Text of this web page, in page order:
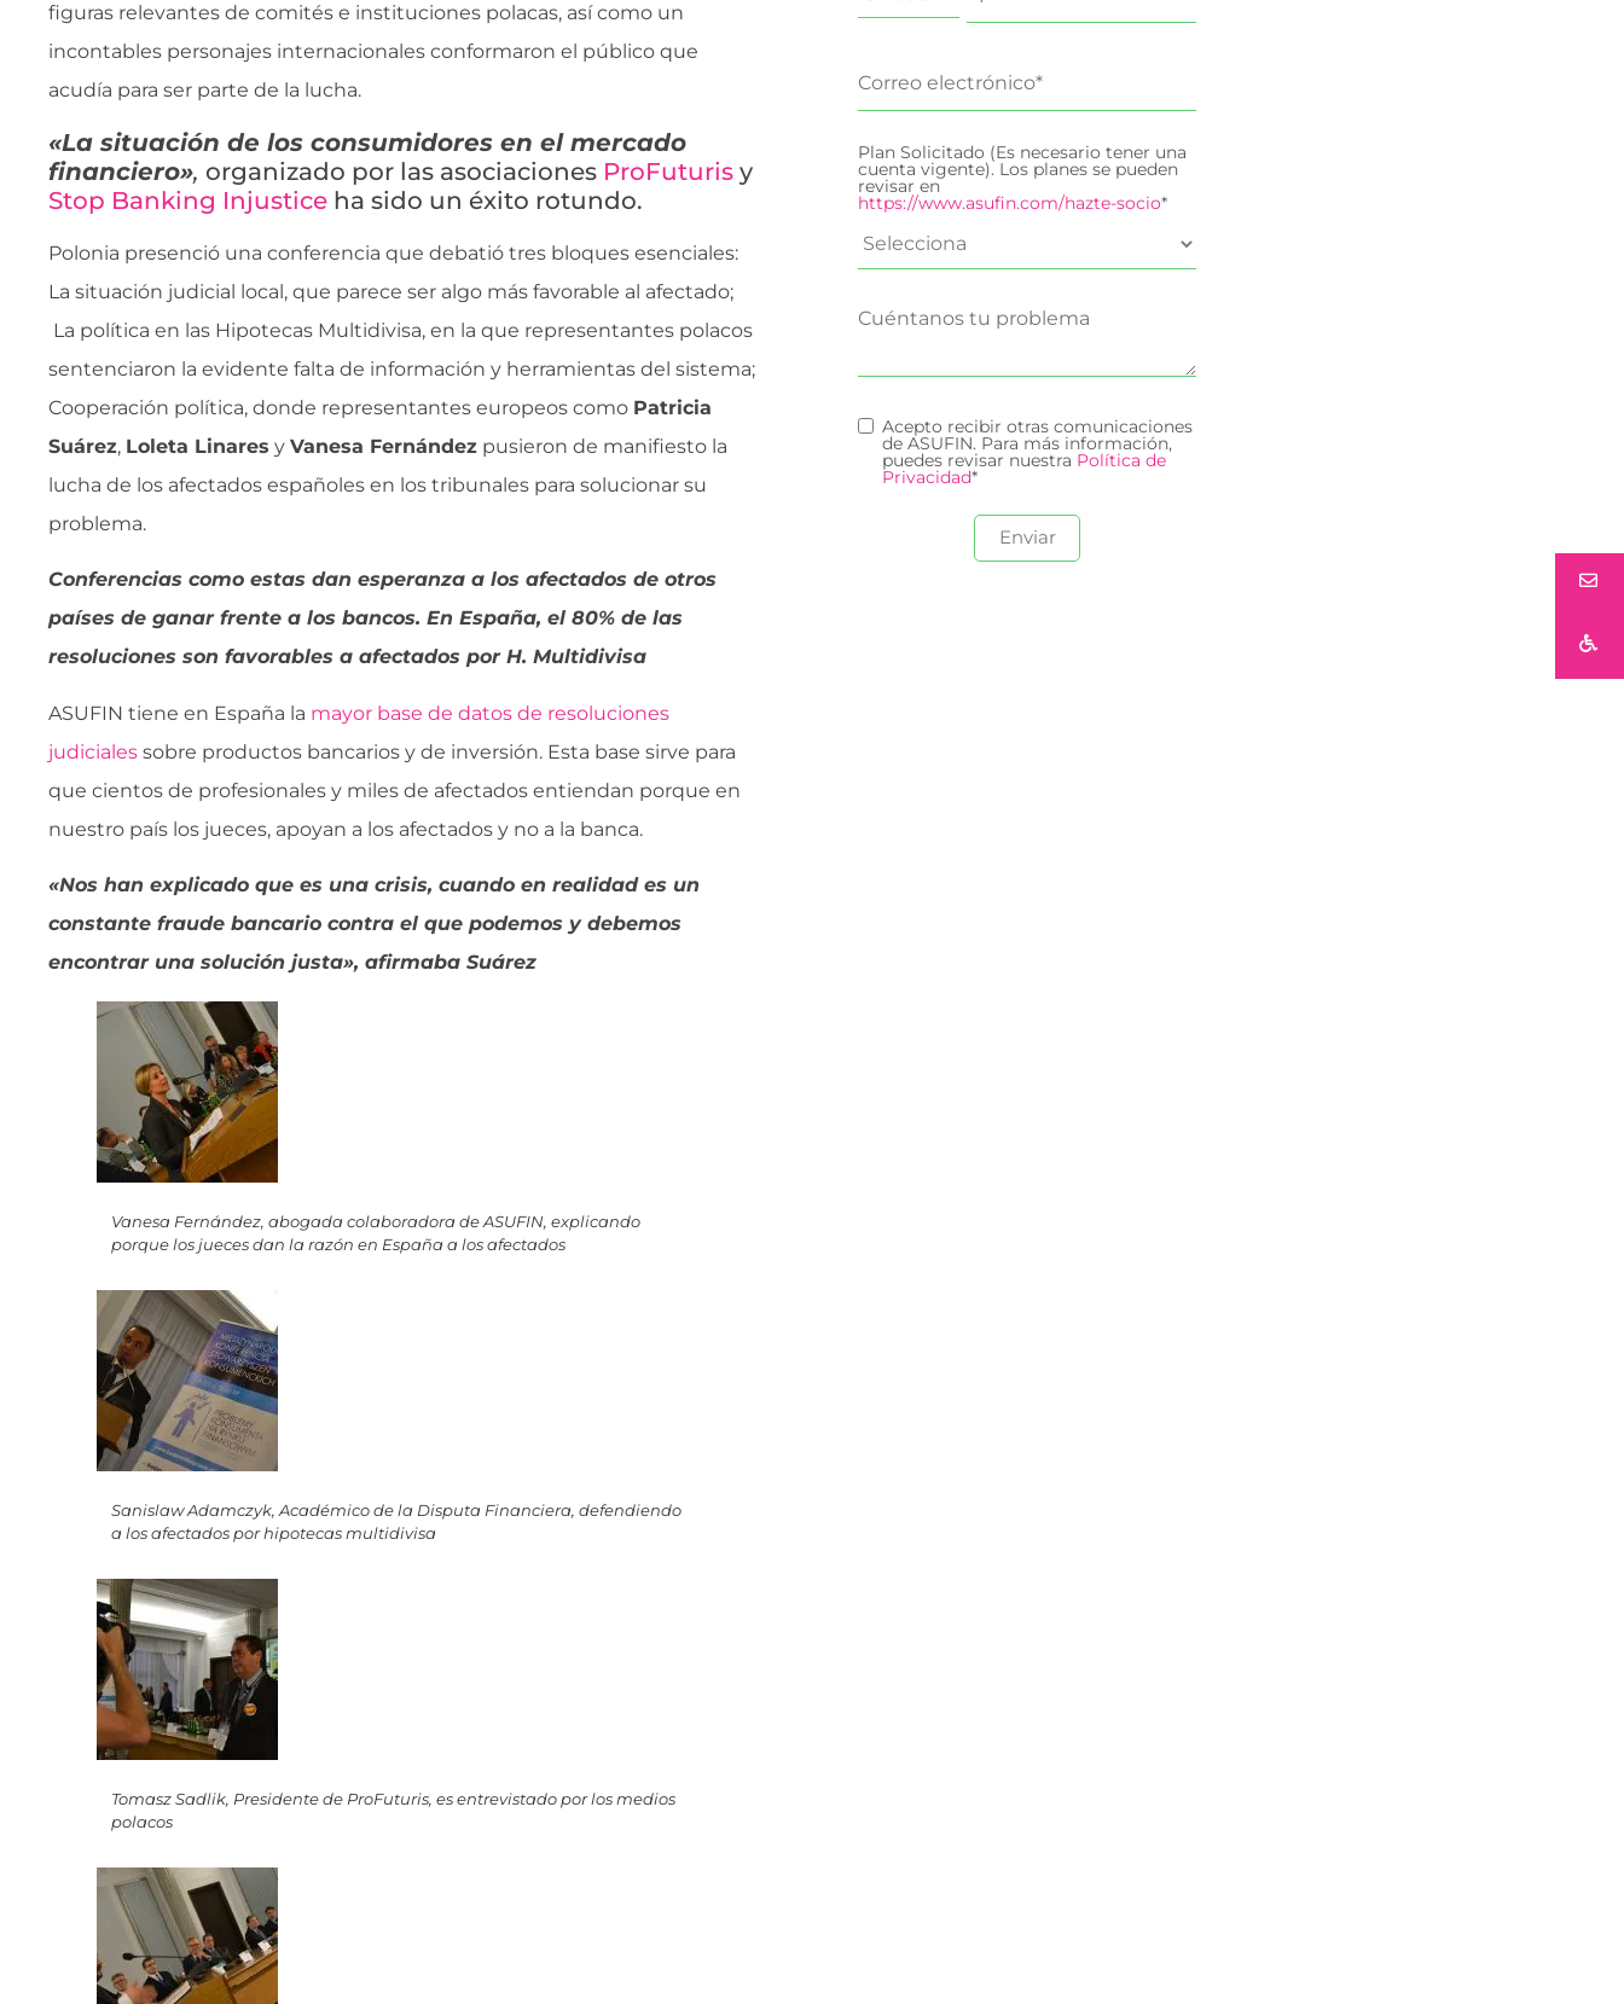
figuras relevantes de comités e instituciones polacas, así como un
incontables personajes internacionales conformaron el público que
acudía para ser parte de la lucha.
«La situación de los consumidores en el mercado
financiero», organizado por las asociaciones ProFuturis y
Stop Banking Injustice ha sido un éxito rotundo.
Polonia presenció una conferencia que debatió tres bloques esenciales:
La situación judicial local, que parece ser algo más favorable al afectado;
La política en las Hipotecas Multidivisa, en la que representantes polacos
sentenciaron la evidente falta de información y herramientas del sistema;
Cooperación política, donde representantes europeos como Patricia
Suárez, Loleta Linares y Vanesa Fernández pusieron de manifiesto la
lucha de los afectados españoles en los tribunales para solucionar su
problema.
Conferencias como estas dan esperanza a los afectados de otros
países de ganar frente a los bancos. En España, el 80% de las
resoluciones son favorables a afectados por H. Multidivisa
ASUFIN tiene en España la mayor base de datos de resoluciones
judiciales sobre productos bancarios y de inversión. Esta base sirve para
que cientos de profesionales y miles de afectados entiendan porque en
nuestro país los jueces, apoyan a los afectados y no a la banca.
«Nos han explicado que es una crisis, cuando en realidad es un
constante fraude bancario contra el que podemos y debemos
encontrar una solución justa», afirmaba Suárez
Vanesa Fernández, abogada colaboradora de ASUFIN, explicando
porque los jueces dan la razón en España a los afectados
Sanislaw Adamczyk, Académico de la Disputa Financiera, defendiendo
a los afectados por hipotecas multidivisa
Tomasz Sadlik, Presidente de ProFuturis, es entrevistado por los medios
polacos
Plan Solicitado (Es necesario tener una
cuenta vigente). Los planes se pueden
revisar en
https://www.asufin.com/hazte-socio*
Acepto recibir otras comunicaciones
de ASUFIN. Para más información,
puedes revisar nuestra Política de
Privacidad*